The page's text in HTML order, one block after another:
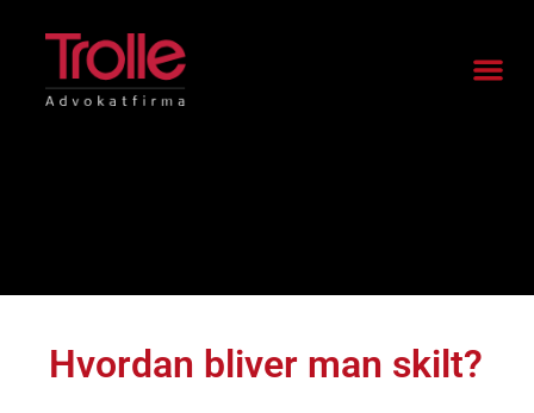
Hvordan bliver man skilt?